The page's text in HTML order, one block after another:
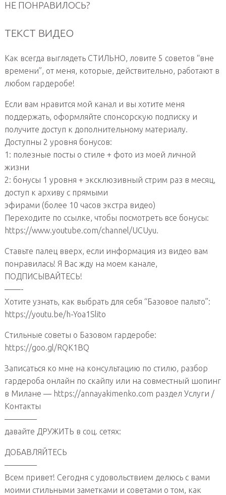
НЕ ПОНРАВИЛОСЬ?
ТЕКСТ ВИДЕО
Как всегда выглядеть СТИЛЬНО, ловите 5 советов “вне
времени”, от меня, которые, действительно, работают в
любом гардеробе!
Если вам нравится мой канал и вы хотите меня
поддержать, оформляйте спонсорскую подписку и
получите доступ к дополнительному материалу.
Доступны 2 уровня бонусов:
1: полезные посты о стиле + фото из моей личной
жизни
2: бонусы 1 уровня + эксклюзивный стрим раз в месяц,
доступ к архиву с прямыми
эфирами (более 10 часов экстра видео)
Переходите по ссылке, чтобы посмотреть все бонусы:
https://www.youtube.com/channel/UCUyu.
Ставьте палец вверх, если информация из видео вам
понравилась! Я Вас жду на моем канале,
ПОДПИСЫВАЙТЕСЬ!
——-
Хотите узнать, как выбрать для себя “Базовое пальто”:
https://youtu.be/h-Yoa1Slito
Стильные советы о Базовом гардеробе:
https://goo.gl/RQK1BQ
Записаться ко мне на консультацию по стилю, разбор
гардероба онлайн по скайпу или на совместный шопинг
в Милане — https://annayakimenko.com раздел Услуги /
Контакты
————
давайте ДРУЖИТЬ в соц. сетях:
ДОБАВЛЯЙТЕСЬ
————
Всем привет! Сегодня с удовольствием делюсь с вами
моими стильными заметками и советами о том, как